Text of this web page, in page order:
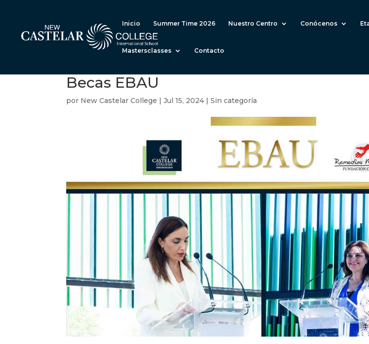
Inicio Summer Time 2026 Nuestro Centro Conócenos
Mastersclasses Contacto
Becas EBAU
por New Castelar College |Jul 15, 2024 |Sin categoría